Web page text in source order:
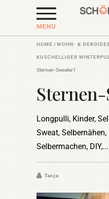
MENU
HOME /WOHN- &
KUSCHELLIGER
Sternen-Sweater1
Sternen-
Longpulli, Kinder,
Sweat, Selbernähen,
Selbermachen, DIY,
Tanja